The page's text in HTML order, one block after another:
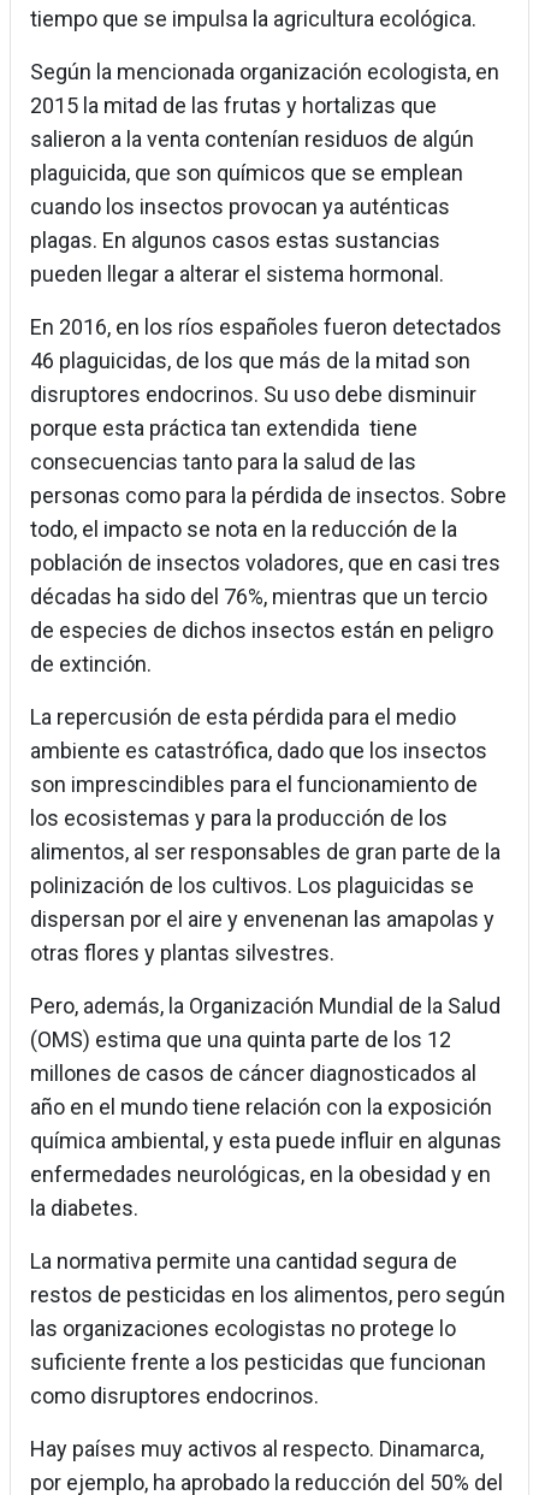
tiempo que se impulsa la agricultura ecológica.
Según la mencionada organización ecologista, en
2015 la mitad de las frutas y hortalizas que
salieron a la venta contenían residuos de algún
plaguicida, que son químicos que se emplean
cuando los insectos provocan ya auténticas
plagas. En algunos casos estas sustancias
pueden llegar a alterar el sistema hormonal.
En 2016, en los ríos españoles fueron detectados
46 plaguicidas, de los que más de la mitad son
disruptores endocrinos. Su uso debe disminuir
porque esta práctica tan extendida tiene
consecuencias tanto para la salud de las
personas como para la pérdida de insectos. Sobre
todo, el impacto se nota en la reducción de la
población de insectos voladores, que en casi tres
décadas ha sido del 76%, mientras que un tercio
de especies de dichos insectos están en peligro
de extinción.
La repercusión de esta pérdida para el medio
ambiente es catastrófica, dado que los insectos
son imprescindibles para el funcionamiento de
los ecosistemas y para la producción de los
alimentos, al ser responsables de gran parte de la
polinización de los cultivos. Los plaguicidas se
dispersan por el aire y envenenan las amapolas y
otras flores y plantas silvestres.
Pero, además, la Organización Mundial de la Salud
(OMS) estima que una quinta parte de los 12
millones de casos de cáncer diagnosticados al
año en el mundo tiene relación con la exposición
química ambiental, y esta puede influir en algunas
enfermedades neurológicas, en la obesidad y en
la diabetes.
La normativa permite una cantidad segura de
restos de pesticidas en los alimentos, pero según
las organizaciones ecologistas no protege lo
suficiente frente a los pesticidas que funcionan
como disruptores endocrinos.
Hay países muy activos al respecto. Dinamarca,
por ejemplo, ha aprobado la reducción del 50% del